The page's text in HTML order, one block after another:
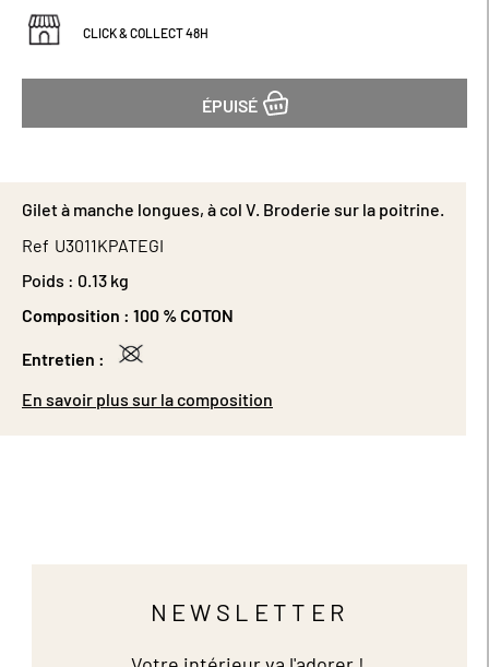
CLICK & COLLECT 48H
ÉPUISÉ
Gilet à manche longues, à col V. Broderie sur la poitrine.
Ref U3011KPATEGI
Poids : 0.13 kg
Composition : 100 % COTON
Entretien :
En savoir plus sur la composition
NEWSLETTER